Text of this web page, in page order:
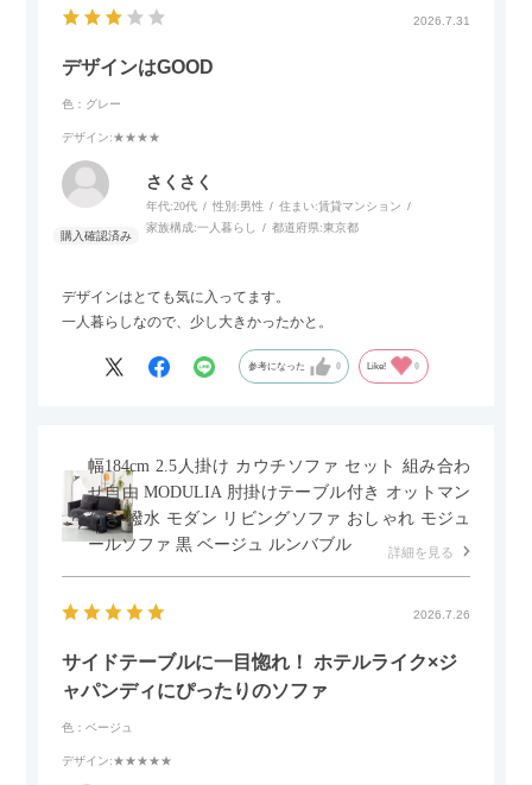
2026.7.31
デザインはGOOD
色：グレー
デザイン:★★★★
さくさく
年代:20代 性別:男性 住まい:賃貸マンション
家族構成:一人暮らし 都道府県:東京都
デザインはとても気に入ってます。
一人暮らしなので、少し大きかったかと。
参考になった 0 Like! 0
幅184cm 2.5人掛け カウチソファ セット 組み合わ
せ自由 MODULIA 肘掛けテーブル付き オットマン
付き 撥水 モダン リビングソファ おしゃれ モジュ
ールソファ 黒 ベージュ ルンバブル
詳細を見る
2026.7.26
サイドテーブルに一目惚れ！ ホテルライク×ジ
ャパンディにぴったりのソファ
色：ベージュ
デザイン:★★★★★